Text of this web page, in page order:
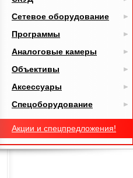
Сетевое оборудование
Программы
Аналоговые камеры
Объективы
Аксессуары
Спецоборудование
Акции и спецпредложения!